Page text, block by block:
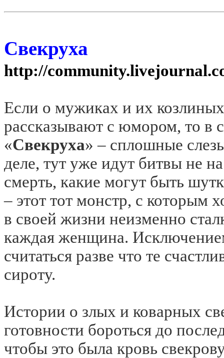
Свекруха
http://
Если о мужиках и их
рассказывают с юмором, то в
«Свекруха» – сплошные
деле, тут уже идут битвы не
смерть, какие могут быть
– этот тот монстр, с которым
в своей жизни неизменно
каждая женщина.
считаться разве что те
сироту.
Истории о злых и коварных
готовности бороться до
чтобы это была кровь